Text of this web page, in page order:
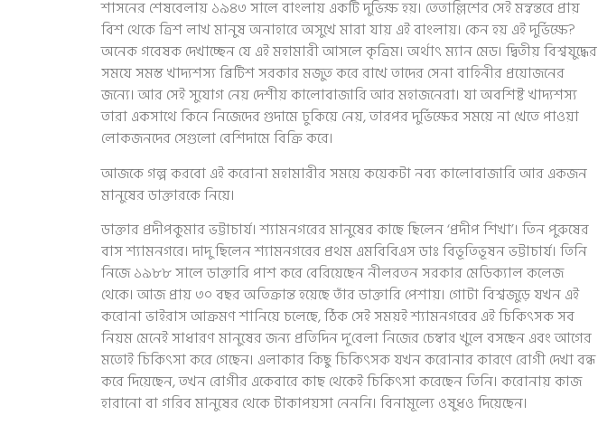
শাসনের শেষবেলায় ১৯৪৩ সালে বাংলায় একটি দুভিক্ষ হয়। তেতাল্লিশের সেই মন্বন্তরে প্রায়
বিশ থেকে ত্রিশ লাখ মানুষ অনাহারে অসুখে মারা যায় এই বাংলায়। কেন হয় এই দুর্ভিক্ষে?
অনেক গবেষক দেখাচ্ছেন যে এই মহামারী আসলে কৃত্রিম। অর্থাৎ ম্যান মেড। দ্বিতীয় বিশ্বযুদ্ধের
সমযে সমস্ত খাদ্যশস্য ব্রিটিশ সরকার মজুত করে রাখে তাদের সেনা বাহিনীর প্রয়োজনের
জন্যে। আর সেই সুযোগ নেয় দেশীয় কালোবাজারি আর মহাজনেরা। যা অবশিষ্ট খাদ্যশস্য
তারা একসাথে কিনে নিজেদের গুদামে ঢুকিয়ে নেয়, তারপর দুর্ভিক্ষের সময়ে না খেতে পাওয়া
লোকজনদের সেগুলো বেশিদামে বিক্রি করে।
আজকে গল্প করবো এই করোনা মহামারীর সময়ে কয়েকটা নব্য কালোবাজারি আর একজন
মানুষের ডাক্তারকে নিয়ে।
ডাক্তার প্রদীপকুমার ভট্টাচার্য। শ্যামনগরের মানুষের কাছে ছিলেন ‘প্রদীপ শিখা’। তিন পুরুষের
বাস শ্যামনগরে। দাদু ছিলেন শ্যামনগরের প্রথম এমবিবিএস ডাঃ বিভূতিভূষন ভট্টাচার্য। তিনি
নিজে ১৯৮৮ সালে ডাক্তারি পাশ করে বেরিয়েছেন নীলরতন সরকার মেডিক্যাল কলেজ
থেকে। আজ প্রায় ৩০ বছর অতিক্রান্ত হয়েছে তাঁর ডাক্তারি পেশায়। গোটা বিশ্বজুড়ে যখন এই
করোনা ভাইরাস আক্রমণ শানিয়ে চলেছে, ঠিক সেই সময়ই শ্যামনগরের এই চিকিৎসক সব
নিয়ম মেনেই সাধারণ মানুষের জন্য প্রতিদিন দু’বেলা নিজের চেম্বার খুলে বসছেন এবং আগের
মতোই চিকিৎসা করে গেছেন। এলাকার কিছু চিকিৎসক যখন করোনার কারণে রোগী দেখা বন্ধ
করে দিয়েছেন, তখন রোগীর একেবারে কাছ থেকেই চিকিৎসা করেছেন তিনি। করোনায় কাজ
হারানো বা গরিব মানুষের থেকে টাকাপয়সা নেননি। বিনামূল্যে ওষুধও দিয়েছেন।